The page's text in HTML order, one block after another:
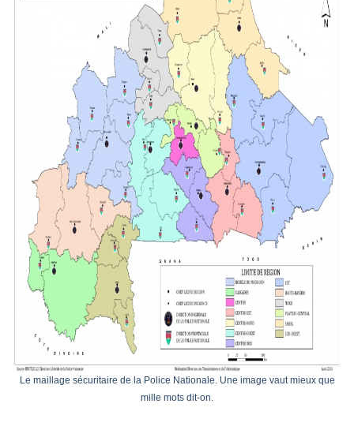
Le maillage sécuritaire de la Police Nationale. Une image vaut mieux que
mille mots dit-on.